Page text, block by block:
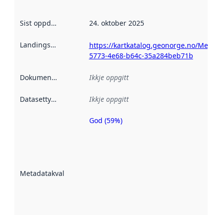
Sist oppdatert 24. oktober 2025
Landingsside
https://kartkatalog.geonorge.no/
5773-4e68-b64c-35a284beb71b
Dokumentasjon Ikkje oppgitt
Datasettype Ikkje oppgitt
Metadatakvalitet
Metadatakvalitet
God (59%)